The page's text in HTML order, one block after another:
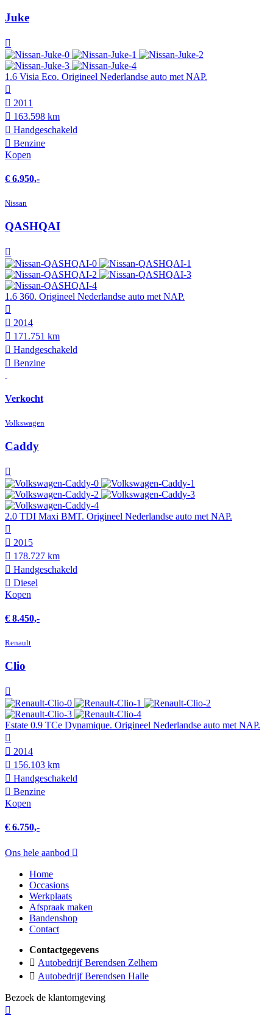
Juke
1.6 Visia Eco. Origineel Nederlandse auto met NAP.
2011
163.598 km
Hand­geschakeld
Benzine
Kopen
€ 6.950,-
Nissan
QASHQAI
1.6 360. Origineel Nederlandse auto met NAP.
2014
171.751 km
Hand­geschakeld
Benzine
Verkocht
Volkswagen
Caddy
2.0 TDI Maxi BMT. Origineel Nederlandse auto met NAP.
2015
178.727 km
Hand­geschakeld
Diesel
Kopen
€ 8.450,-
Renault
Clio
Estate 0.9 TCe Dynamique. Origineel Nederlandse auto met NAP.
2014
156.103 km
Hand­geschakeld
Benzine
Kopen
€ 6.750,-
Ons hele aanbod
Home
Occasions
Werkplaats
Afspraak maken
Bandenshop
Contact
Contactgegevens
Autobedrijf Berendsen Zelhem
Autobedrijf Berendsen Halle
Bezoek de klantomgeving